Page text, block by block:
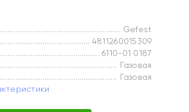
Gefest
4811260015309
6110-01 0187
Газовая
Газовая